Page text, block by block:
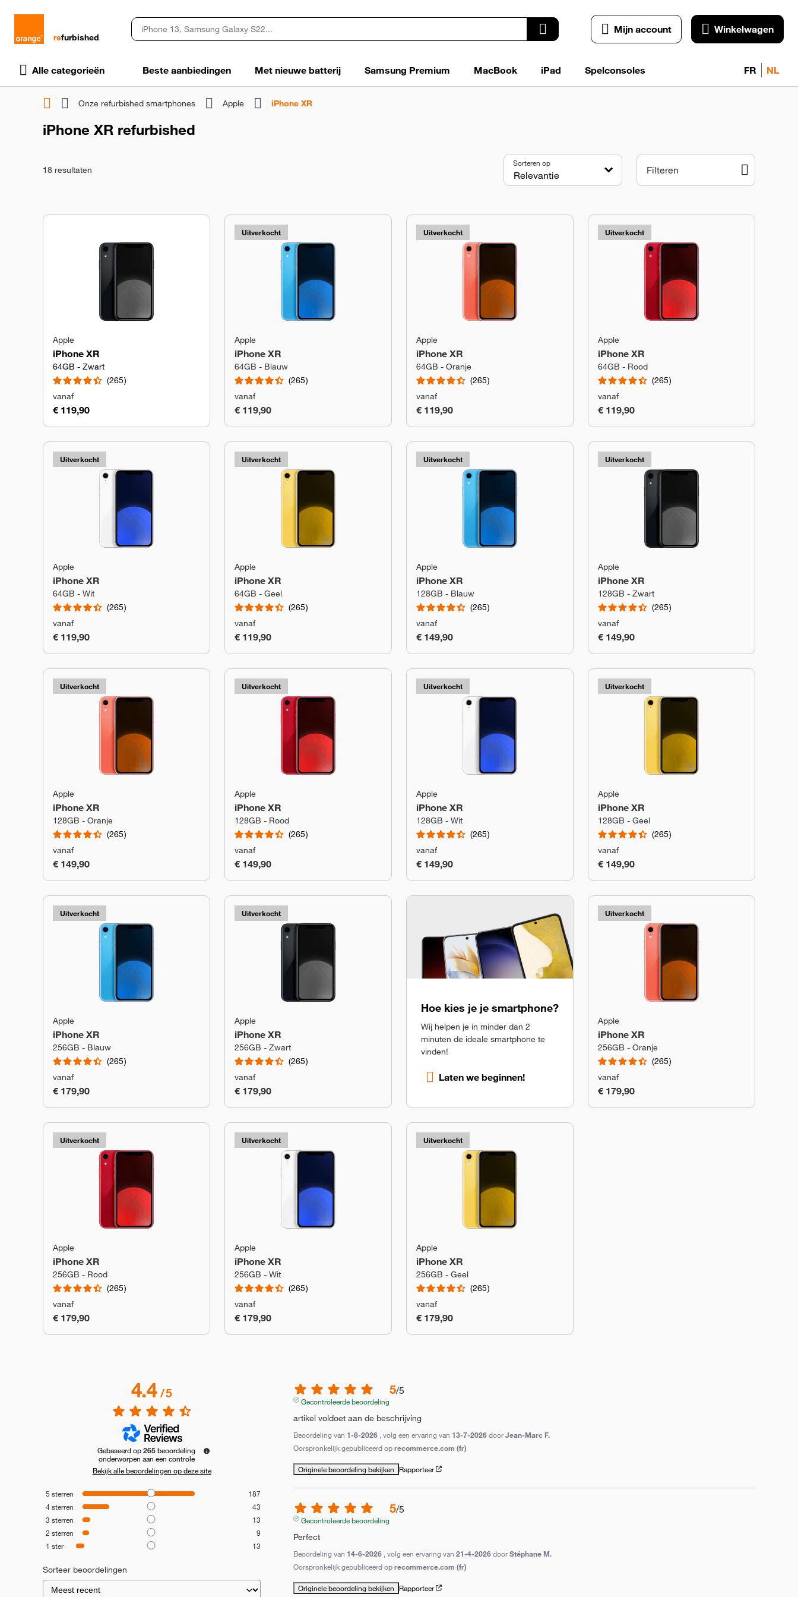
rɘfurbished
Mijn account Winkelwagen
Alle categorieën Beste aanbiedingen Met nieuwe batterij Samsung Premium MacBook iPad Spelconsoles FR NL
Onze refurbished smartphones Apple iPhone XR
iPhone XR refurbished
18 resultaten
Sorteren op
Filteren
Apple
iPhone XR
64GB - Zwart
265
vanaf
€ 119,90
Uitverkocht
Apple
iPhone XR
64GB - Blauw
265
vanaf
€ 119,90
Uitverkocht
Apple
iPhone XR
64GB - Oranje
265
vanaf
€ 119,90
Uitverkocht
Apple
iPhone XR
64GB - Rood
265
vanaf
€ 119,90
Uitverkocht
Apple
iPhone XR
64GB - Wit
265
vanaf
€ 119,90
Uitverkocht
Apple
iPhone XR
64GB - Geel
265
vanaf
€ 119,90
Uitverkocht
Apple
iPhone XR
128GB - Blauw
265
vanaf
€ 149,90
Uitverkocht
Apple
iPhone XR
128GB - Zwart
265
vanaf
€ 149,90
Uitverkocht
Apple
iPhone XR
128GB - Oranje
265
vanaf
€ 149,90
Uitverkocht
Apple
iPhone XR
128GB - Rood
265
vanaf
€ 149,90
Uitverkocht
Apple
iPhone XR
128GB - Wit
265
vanaf
€ 149,90
Uitverkocht
Apple
iPhone XR
128GB - Geel
265
vanaf
€ 149,90
Uitverkocht
Apple
iPhone XR
256GB - Blauw
265
vanaf
€ 179,90
Uitverkocht
Apple
iPhone XR
256GB - Zwart
265
vanaf
€ 179,90
Hoe kies je je smartphone?
Wij helpen je in minder dan 2
minuten de ideale smartphone te
vinden!
Laten we beginnen!
Uitverkocht
Apple
iPhone XR
256GB - Oranje
265
vanaf
€ 179,90
Uitverkocht
Apple
iPhone XR
256GB - Rood
265
vanaf
€ 179,90
Uitverkocht
Apple
iPhone XR
256GB - Wit
265
vanaf
€ 179,90
Uitverkocht
Apple
iPhone XR
256GB - Geel
265
vanaf
€ 179,90
4.4/5
Gebaseerd op265beoordeling
onderworpen aan een controle
Bekijk alle beoordelingen op deze site
5 sterren
187
4sterren
43
3 sterren
13
2 sterren
9
1 ster 13
Sorteer beoordelingen
5/5
Gecontroleerde beoordeling
artikel voldoet aan de beschrijving
Beoordeling van 1-8-2026 , volg een ervaring van 13-7-2026 doorJean-Marc F.
Oorspronkelijk gepubliceerd oprecommerce.com (fr)
Originele beoordeling bekijken Rapporteer
5/5
Gecontroleerde beoordeling
Perfect
Beoordeling van 14-6-2026 , volg een ervaring van21-4-2026 doorStéphane M.
Oorspronkelijk gepubliceerd oprecommerce.com (fr)
Originele beoordeling bekijken Rapporteer